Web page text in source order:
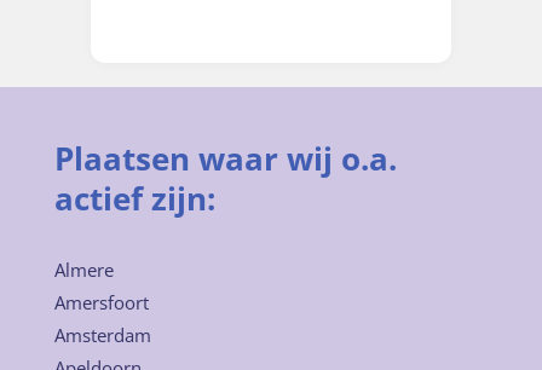
Plaatsen waar wij o.a.
actief zijn:
Almere
Amersfoort
Amsterdam